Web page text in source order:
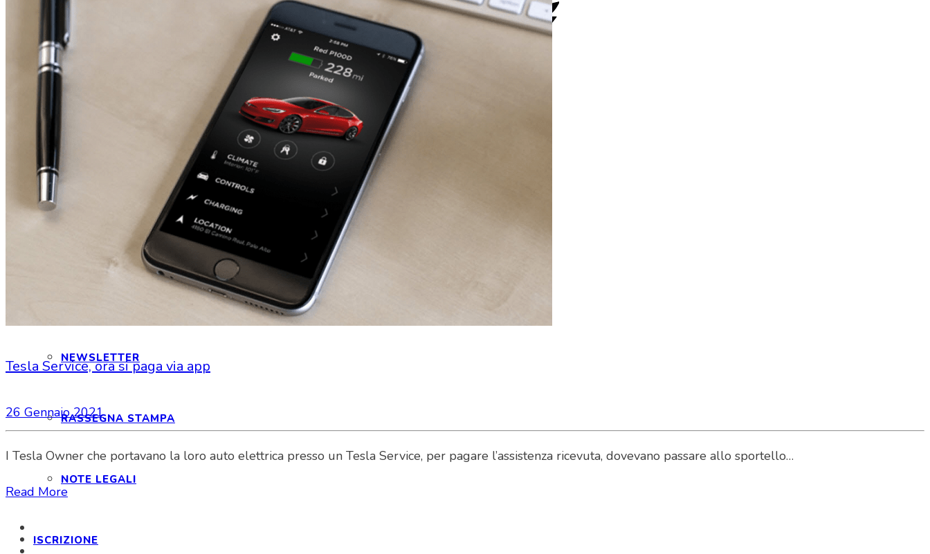
CHI SIAMO
INTERAGIAMO!
DICONO DI NOI
NEWSLETTER
RASSEGNA STAMPA
NOTE LEGALI
ISCRIZIONE
Search Site
Tesla Service, ora si paga via app
26 Gennaio 2021
I Tesla Owner che portavano la loro auto elettrica presso un Tesla Service, per pagare l’assistenza ricevuta, dovevano passare allo sportello…
Read More